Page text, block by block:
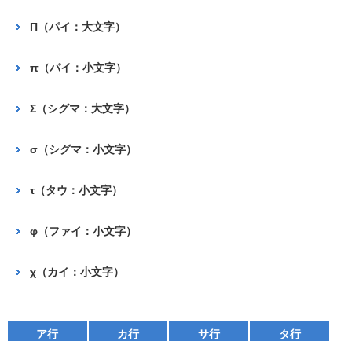
k
Π（パイ：大文字）
π（パイ：小文字）
Σ（シグマ：大文字）
σ（シグマ：小文字）
τ（タウ：小文字）
φ（ファイ：小文字）
χ（カイ：小文字）
ア行 カ行 サ行 タ行